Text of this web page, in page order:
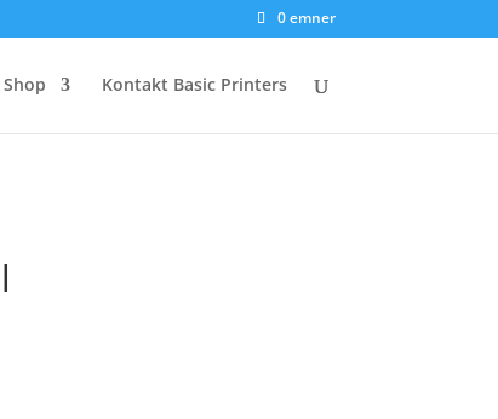
0 emner
Shop Kontakt Basic Printers